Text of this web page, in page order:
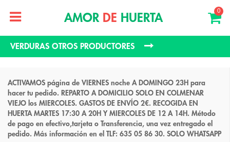
AMOR DE HUERTA
0
VERDURAS OTROS PRODUCTORES
ACTIVAMOS página de VIERNES noche A DOMINGO 23H para
hacer tu pedido. REPARTO A DOMICILIO SOLO EN COLMENAR
VIEJO los MIERCOLES. GASTOS DE ENVÍO 2€. RECOGIDA EN
HUERTA MARTES 17:30 A 20H Y MIERCOLES DE 12 A 14H. Método
de pago en efectivo,tarjeta o Transferencia, una vez entregado el
pedido. Más información en el TLF: 635 05 86 30. SOLO WHATSAPP